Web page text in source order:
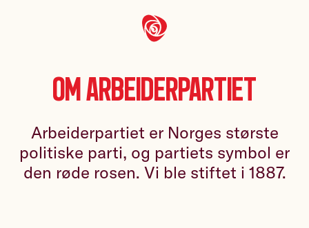
Om Arbeiderpartiet
Arbeiderpartiet er Norges største
politiske parti, og partiets symbol er
den røde rosen. Vi ble stiftet i 1887.